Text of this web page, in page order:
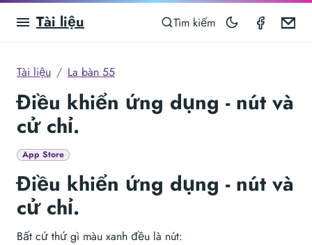
Tài liệu Tìm kiếm
Tài liệu La bàn 55
Điều khiển ứng dụng - nút và
cử chỉ.
App Store
Điều khiển ứng dụng - nút và
cử chỉ.
Bất cứ thứ gì màu xanh đều là nút: